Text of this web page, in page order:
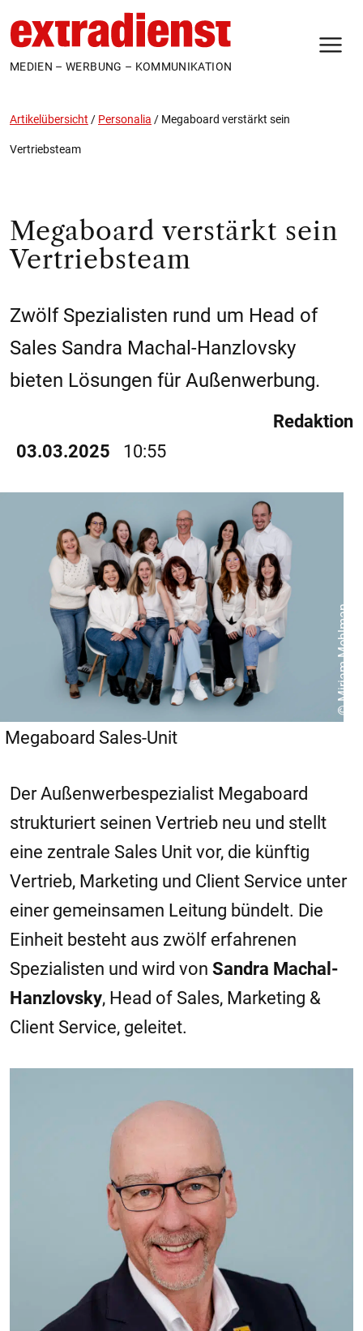
MEDIEN – WERBUNG – KOMMUNIKATION
Artikelübersicht / Personalia / Megaboard verstärkt sein
Vertriebsteam
Megaboard verstärkt sein
Vertriebsteam
Zwölf Spezialisten rund um Head of
Sales Sandra Machal-Hanzlovsky
bieten Lösungen für Außenwerbung.
03.03.2025 10:55
Redaktion
© Miriam Mehlman
Megaboard Sales-Unit
Der Außenwerbespezialist Megaboard
strukturiert seinen Vertrieb neu und stellt
eine zentrale Sales Unit vor, die künftig
Vertrieb, Marketing und Client Service unter
einer gemeinsamen Leitung bündelt. Die
Einheit besteht aus zwölf erfahrenen
Spezialisten und wird von Sandra Machal-
Hanzlovsky, Head of Sales, Marketing &
Client Service, geleitet.